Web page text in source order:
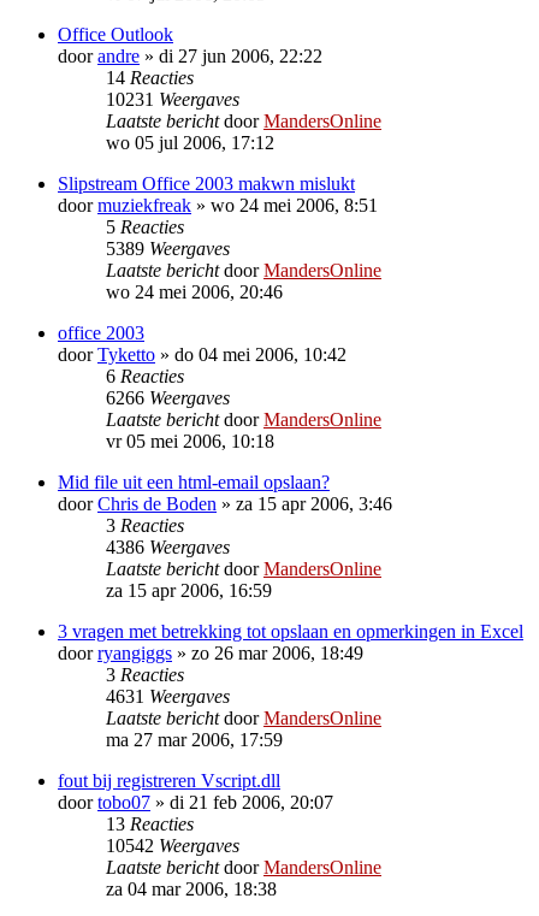
Office Outlook
doorandre » di 27 jun 2006, 22:22
14 Reacties
10231 Weergaves
Laatste berichtdoorMandersOnline
wo 05 jul 2006, 17:12
Slipstream Office 2003 makwn mislukt
doormuziekfreak » wo 24 mei 2006, 8:51
5 Reacties
5389 Weergaves
Laatste berichtdoorMandersOnline
wo 24 mei 2006, 20:46
office 2003
doorTyketto » do 04 mei 2006, 10:42
6 Reacties
6266 Weergaves
Laatste berichtdoorMandersOnline
vr 05 mei 2006, 10:18
Mid file uit een html-email opslaan?
doorChris de Boden » za 15 apr 2006, 3:46
3 Reacties
4386 Weergaves
Laatste berichtdoorMandersOnline
za 15 apr 2006, 16:59
3 vragen met betrekking tot opslaan en opmerkingen in Excel
doorryangiggs » zo 26 mar 2006, 18:49
3 Reacties
4631 Weergaves
Laatste berichtdoorMandersOnline
ma 27 mar 2006, 17:59
fout bij registreren Vscript.dll
doortobo07 » di 21 feb 2006, 20:07
13 Reacties
10542 Weergaves
Laatste berichtdoorMandersOnline
za 04 mar 2006, 18:38